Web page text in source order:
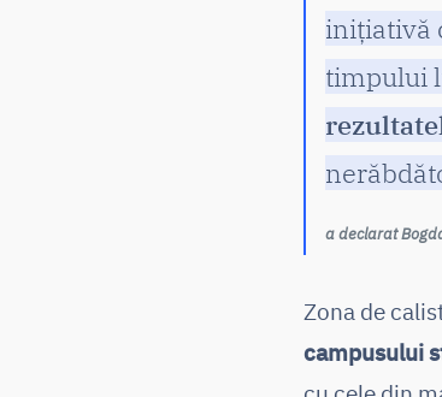
inițiativă
timpului
a declarat
Zona de
campusului